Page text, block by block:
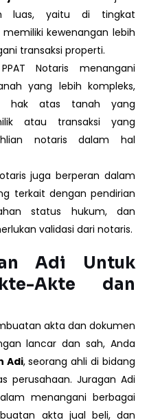
luas, yaitu di tingkat
kewenangan lebih
transaksi properti.
Notaris menangani
yang lebih kompleks,
hak atas tanah yang
atau transaksi yang
notaris dalam hal
juga berperan dalam
terkait dengan pendirian
status hukum, dan
validasi dari notaris.
Adi Untuk
Akte dan
akta dan dokumen
lancar dan sah, Anda
Adi, seorang ahli di bidang
perusahaan. Juragan Adi
menangani berbagai
akta jual beli, dan